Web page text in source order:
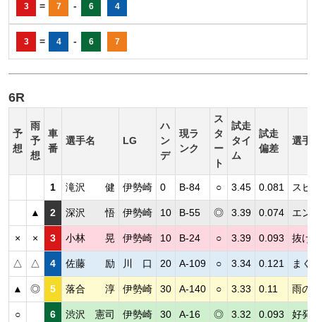
3 = 7 - 6 4
3 = 4 - 6 7
6R
予
想
雨
予
想
車
番
選手名 LG
ハ
ン
デ
現ラ
ンク
ス
タ
ー
ト
試走
タイ
ム
試走
偏差
選手
1 滝沢 健 伊勢崎 0 B-84 ○ 3.45 0.081 ス
▲ 2 深沢 悟 伊勢崎 10 B-55 ◎ 3.39 0.074 エン
× × 3 小林 晃 伊勢崎 10 B-24 ○ 3.39 0.093 抜け
△ △ 4 佐藤 励 川 口 20 A-109 ○ 3.34 0.121 まく
▲ ◎ 5 落合 淳 伊勢崎 30 A-140 ○ 3.33 0.11 雨の
○ 6 渋沢 憲司 伊勢崎 30 A-16 ◎ 3.32 0.093 好発